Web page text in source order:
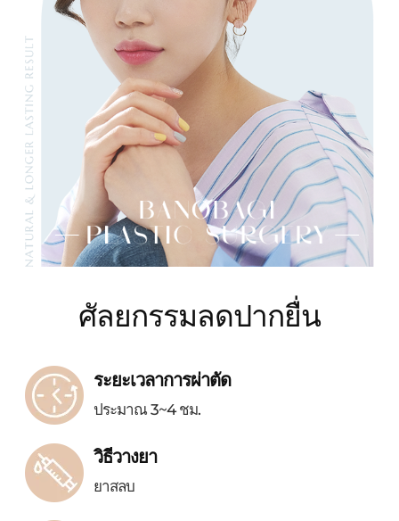
ศัลยกรรมลดปากยื่น
ระยะเวลาการผ่าตัด
ประมาณ 3~4 ชม.
วิธีวางยา
ยาสลบ